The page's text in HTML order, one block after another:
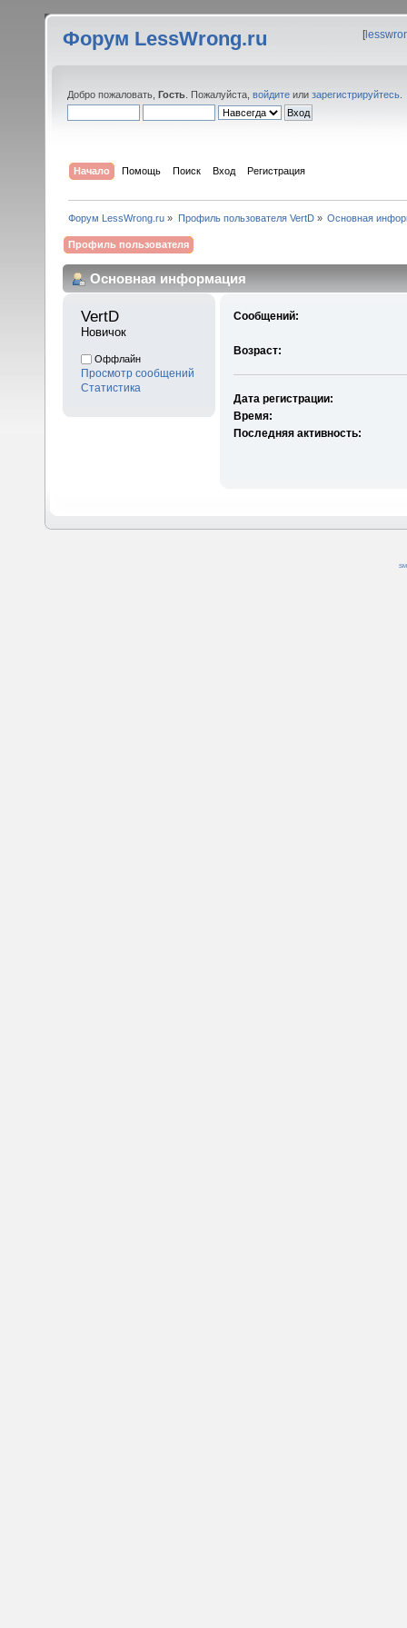
Форум LessWrong.ru [
Добро пожаловать, Гость . Пожалуйста, войдите или зарегистрируйтесь
Начало Помощь Поиск Вход Регистрация
Форум LessWrong.ru » Профиль пользователя VertD» Основная
Профиль пользователя
Основная информация
VertD
Новичок
Оффлайн
Просмотр сообщений
Статистика
Сообщений:
Возраст:
Дата регистрации:
Время:
Последняя активность: